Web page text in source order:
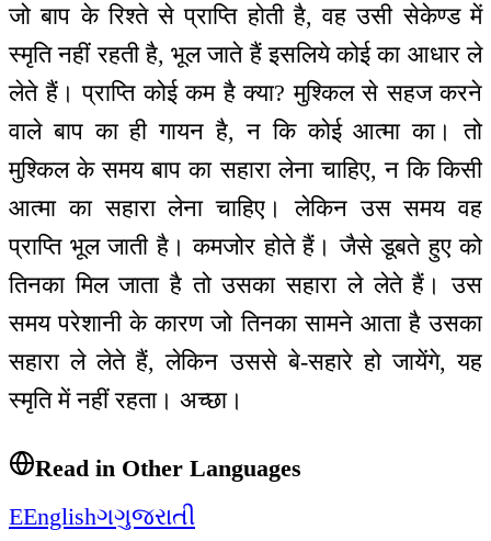
जो बाप के रिश्ते से प्राप्ति होती है, वह उसी सेकेण्ड में
स्मृति नहीं रहती है, भूल जाते हैं इसलिये कोई का आधार ले
लेते हैं। प्राप्ति कोई कम है क्या? मुश्किल से सहज करने
वाले बाप का ही गायन है, न कि कोई आत्मा का। तो
मुश्किल के समय बाप का सहारा लेना चाहिए, न कि किसी
आत्मा का सहारा लेना चाहिए। लेकिन उस समय वह
प्राप्ति भूल जाती है। कमजोर होते हैं। जैसे डूबते हुए को
तिनका मिल जाता है तो उसका सहारा ले लेते हैं। उस
समय परेशानी के कारण जो तिनका सामने आता है उसका
सहारा ले लेते हैं, लेकिन उससे बे-सहारे हो जायेंगे, यह
स्मृति में नहीं रहता। अच्छा।
Read in Other Languages
EEnglishગગુજરાતી